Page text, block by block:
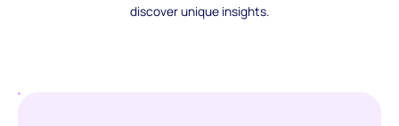
discover unique insights.